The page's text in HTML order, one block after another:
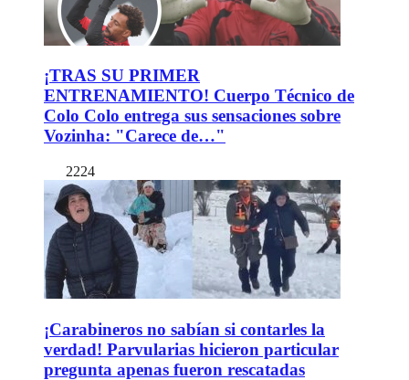
¡TRAS SU PRIMER
ENTRENAMIENTO! Cuerpo Técnico de
Colo Colo entrega sus sensaciones sobre
Vozinha: "Carece de…"
2224
¡Carabineros no sabían si contarles la
verdad! Parvularias hicieron particular
pregunta apenas fueron rescatadas